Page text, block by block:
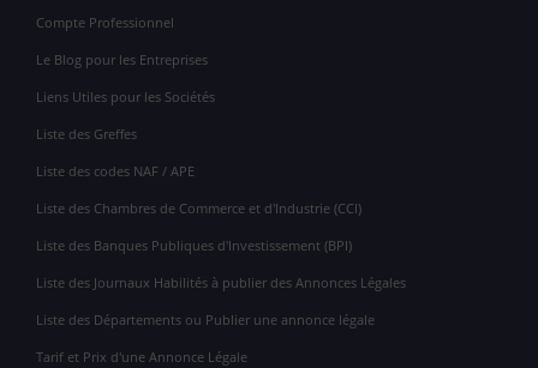
Compte Professionnel
Le Blog pour les Entreprises
Liens Utiles pour les Sociétés
Liste des Greffes
Liste des codes NAF / APE
Liste des Chambres de Commerce et d'Industrie (CCI)
Liste des Banques Publiques d'Investissement (BPI)
Liste des Journaux Habilités à publier des Annonces Légales
Liste des Départements ou Publier une annonce légale
Tarif et Prix d'une Annonce Légale